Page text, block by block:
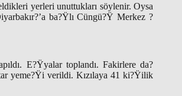
yerleri unuttukları söylenir. Oysa
ba?Ÿlı Cüngü?Ÿ Merkez ?
E?Ÿyalar toplandı. Fakirlere da?
yeme?Ÿi verildi. Kızılaya 41 ki?Ÿilik